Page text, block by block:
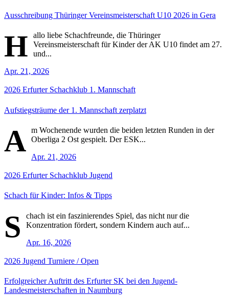
Ausschreibung Thüringer Vereinsmeisterschaft U10 2026 in Gera
H
allo liebe Schachfreunde, die Thüringer
Vereinsmeisterschaft für Kinder der AK U10 findet am 27.
und...
Apr. 21, 2026
2026 Erfurter Schachklub 1. Mannschaft
Aufstiegsträume der 1. Mannschaft zerplatzt
A m Wochenende wurden die beiden letzten Runden in der
Oberliga 2 Ost gespielt. Der ESK...
Apr. 21, 2026
2026 Erfurter Schachklub Jugend
Schach für Kinder: Infos & Tipps
S
chach ist ein faszinierendes Spiel, das nicht nur die
Konzentration fördert, sondern Kindern auch auf...
Apr. 16, 2026
2026 Jugend Turniere / Open
Erfolgreicher Auftritt des Erfurter SK bei den Jugend-
Landesmeisterschaften in Naumburg